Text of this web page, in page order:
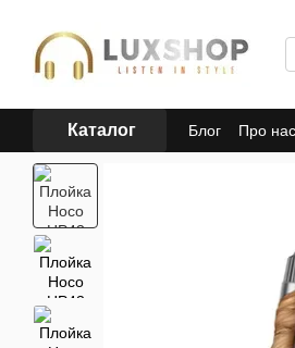
Каталог Блог Про нас
Політика